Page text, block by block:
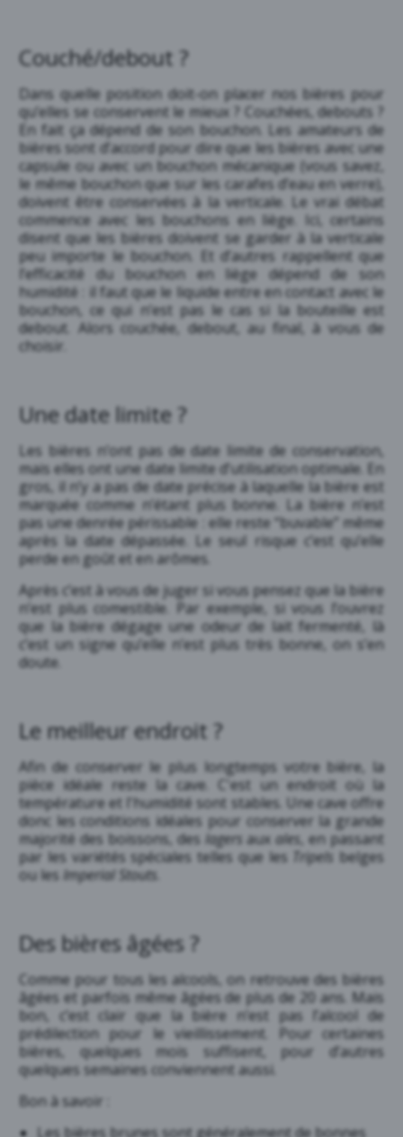
Couché/debout ?
Dans quelle position doit-on placer nos bières pour
qu’elles se conservent le mieux ? Couchées, debouts ?
En fait ça dépend de son bouchon. Les amateurs de
bières sont d’accord pour dire que les bières avec une
capsule ou avec un bouchon mécanique (vous savez,
le même bouchon que sur les carafes d’eau en verre),
doivent être conservées à la verticale. Le vrai débat
commence avec les bouchons en liège. Ici, certains
disent que les bières doivent se garder à la verticale
peu importe le bouchon. Et d’autres rappellent que
l’efficacité du bouchon en liège dépend de son
humidité : il faut que le liquide entre en contact avec le
bouchon, ce qui n’est pas le cas si la bouteille est
debout. Alors couchée, debout, au final, à vous de
choisir.
Une date limite ?
Les bières n’ont pas de date limite de conservation,
mais elles ont une date limite d’utilisation optimale. En
gros, il n’y a pas de date précise à laquelle la bière est
marquée comme n’étant plus bonne. La bière n’est
pas une denrée périssable : elle reste “buvable” même
après la date dépassée. Le seul risque c’est qu’elle
perde en goût et en arômes.
Après c’est à vous de juger si vous pensez que la bière
n’est plus comestible. Par exemple, si vous l’ouvrez
que la bière dégage une odeur de lait fermenté, là
c’est un signe qu’elle n’est plus très bonne, on s’en
doute.
Le meilleur endroit ?
Afin de conserver le plus longtemps votre bière, la
pièce idéale reste la cave. C'est un endroit où la
température et l'humidité sont stables. Une cave offre
donc les conditions idéales pour conserver la grande
majorité des boissons, des lagersauxales, en passant
par les variétés spéciales telles que les
Tripels belges
ou les Imperial Stouts
Des bières âgées ?
Comme pour tous les alcools, on retrouve des bières
âgées et parfois même âgées de plus de 20 ans. Mais
bon, c’est clair que la bière n’est pas l’alcool de
prédilection pour le vieillissement. Pour certaines
bières, quelques mois suffisent, pour d’autres
quelques semaines conviennent aussi.
Bon à savoir :
Les bières brunes sont généralement de bonnes